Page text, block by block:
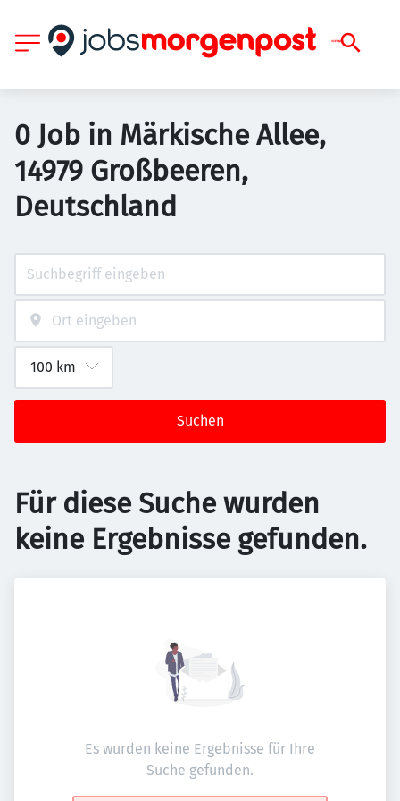
0 Job in Märkische Allee,
14979 Großbeeren,
Deutschland
Suchen
Für diese Suche wurden
keine Ergebnisse gefunden.
Es wurden keine Ergebnisse für Ihre
Suche gefunden.